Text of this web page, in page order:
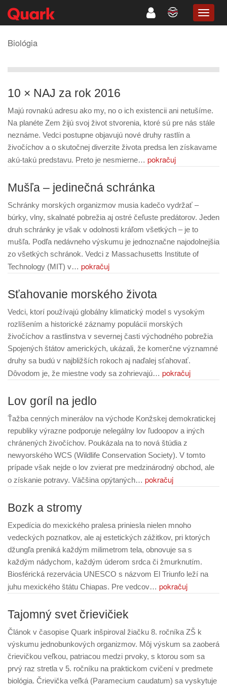
Biológia
10 × NAJ za rok 2016
Majú rovnakú adresu ako my, no o ich existencii ani netušíme.
Na planéte Zem žijú svoj život stvorenia, ktoré sú pre nás stále
neznáme. Vedci postupne objavujú nové druhy rastlín a
živočíchov a o skutočnej diverzite života predsa len získavame
akú-takú predstavu. Preto je nesmierne… pokračuj
Mušľa – jedinečná schránka
Schránky morských organizmov musia kadečo vydržať –
búrky, vlny, skalnaté pobrežia aj ostré čeľuste predátorov. Jeden
druh schránky je však v odolnosti kráľom všetkých – je to
mušľa. Podľa nedávneho výskumu je jednoznačne najodolnejšia
zo všetkých schránok. Vedci z Massachusetts Institute of
Technology (MIT) v… pokračuj
Sťahovanie morského života
Vedci, ktorí používajú globálny klimatický model s vysokým
rozlíšením a historické záznamy populácií morských
živočíchov a rastlinstva v severnej časti východného pobrežia
Spojených štátov amerických, ukázali, že komerčne významné
druhy sa budú v najbližších rokoch aj naďalej sťahovať.
Dôvodom je, že miestne vody sa zohrievajú… pokračuj
Lov goríl na jedlo
Ťažba cenných minerálov na východe Konžskej demokratickej
republiky výrazne podporuje nelegálny lov ľudoopov a iných
chránených živočíchov. Poukázala na to nová štúdia z
newyorského WCS (Wildlife Conservation Society). V tomto
prípade však nejde o lov zvierat pre medzinárodný obchod, ale
o získanie potravy. Väčšina opýtaných… pokračuj
Bozk a stromy
Expedícia do mexického pralesa priniesla nielen mnoho
vedeckých poznatkov, ale aj estetických zážitkov, pri ktorých
džungľa preniká každým milimetrom tela, obnovuje sa s
každým nádychom, každým úderom srdca či žmurknutím.
Biosférická rezervácia UNESCO s názvom El Triunfo leží na
juhu mexického štátu Chiapas. Pre vedcov… pokračuj
Tajomný svet črievičiek
Článok v časopise Quark inšpiroval žiačku 8. ročníka ZŠ k
výskumu jednobunkových organizmov. Môj výskum sa zaoberá
črievičkou veľkou, patriacou medzi prvoky, s ktorou som sa
prvý raz stretla v 5. ročníku na praktickom cvičení v predmete
biológia. Črievička veľká (Paramecium caudatum) sa vyskytuje